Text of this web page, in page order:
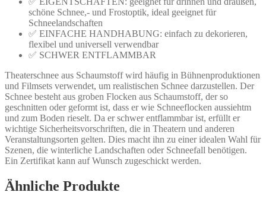
schöne Schnee,- und Frostoptik, ideal geeignet für
Schneelandschaften
✅ EINFACHE HANDHABUNG: einfach zu dekorieren,
flexibel und universell verwendbar
✅ SCHWER ENTFLAMMBAR
Theaterschnee aus Schaumstoff wird häufig in Bühnenproduktionen
und Filmsets verwendet, um realistischen Schnee darzustellen. Der
Schnee besteht aus groben Flocken aus Schaumstoff, der so
geschnitten oder geformt ist, dass er wie Schneeflocken aussiehtm
und zum Boden rieselt. Da er schwer entflammbar ist, erfüllt er
wichtige Sicherheitsvorschriften, die in Theatern und anderen
Veranstaltungsorten gelten. Dies macht ihn zu einer idealen Wahl für
Szenen, die winterliche Landschaften oder Schneefall benötigen.
Ein Zertifikat kann auf Wunsch zugeschickt werden.
Ähnliche Produkte